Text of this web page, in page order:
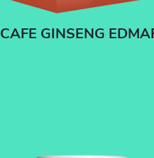
CAFE GINSENG